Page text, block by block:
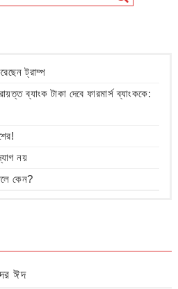
ট্রাম্প
ব্যাংক টাকা দেবে ফারমার্স ব্যাংককে:
নয়
কেন?
ঈদ